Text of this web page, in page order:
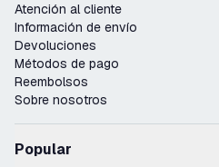
Atención al cliente
Información de envío
Devoluciones
Métodos de pago
Reembolsos
Sobre nosotros
Popular